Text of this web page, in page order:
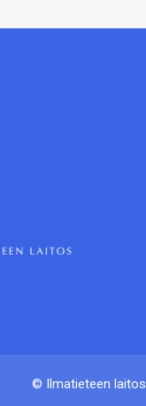
© Ilmatieteen laitos